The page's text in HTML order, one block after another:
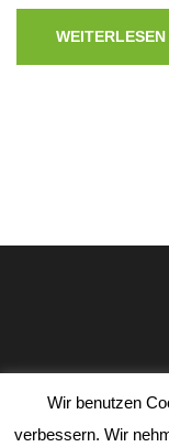
WEITERLESEN
School Zone |
Wir benutzen
verbessern. Wir